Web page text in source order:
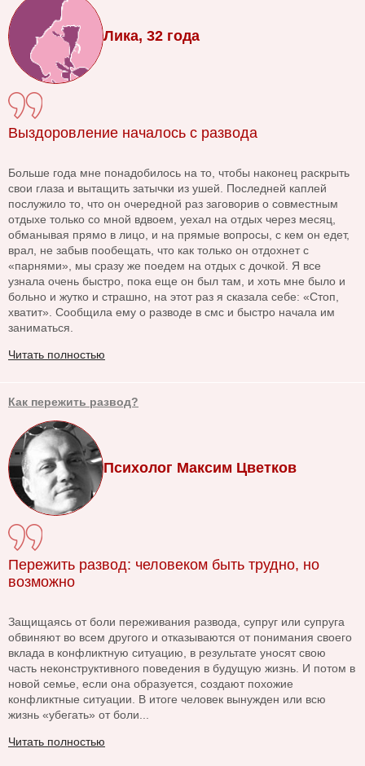
Лика, 32 года
Выздоровление началось с развода
Больше года мне понадобилось на то, чтобы наконец раскрыть
свои глаза и вытащить затычки из ушей. Последней каплей
послужило то, что он очередной раз заговорив о совместным
отдыхе только со мной вдвоем, уехал на отдых через месяц,
обманывая прямо в лицо, и на прямые вопросы, с кем он едет,
врал, не забыв пообещать, что как только он отдохнет с
«парнями», мы сразу же поедем на отдых с дочкой. Я все
узнала очень быстро, пока еще он был там, и хоть мне было и
больно и жутко и страшно, на этот раз я сказала себе: «Стоп,
хватит». Сообщила ему о разводе в смс и быстро начала им
заниматься.
Читать полностью
Как пережить развод?
Психолог Максим Цветков
Пережить развод: человеком быть трудно, но
возможно
Защищаясь от боли переживания развода, супруг или супруга
обвиняют во всем другого и отказываются от понимания своего
вклада в конфликтную ситуацию, в результате уносят свою
часть неконструктивного поведения в будущую жизнь. И потом в
новой семье, если она образуется, создают похожие
конфликтные ситуации. В итоге человек вынужден или всю
жизнь «убегать» от боли...
Читать полностью